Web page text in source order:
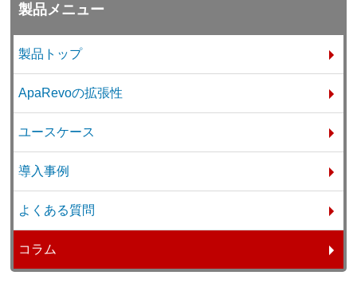
製品メニュー
製品トップ
ApaRevoの拡張性
ユースケース
導入事例
よくある質問
コラム